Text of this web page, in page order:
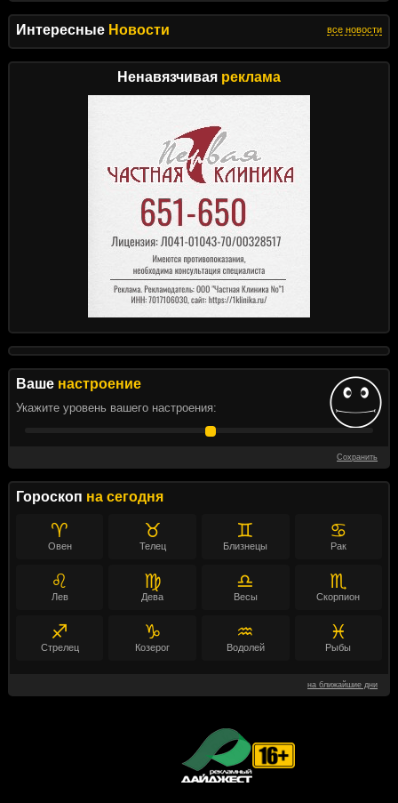
Интересные Новости все новости
Ненавязчивая реклама
Ваше настроение
Укажите уровень вашего настроения:
Сохранить
Гороскоп на сегодня
♈
Овен
♉
Телец
♊
Близнецы
♋
Рак
♌
Лев
♍
Дева
♎
Весы
♏
Скорпион
♐
Стрелец
♑
Козерог
♒
Водолей
♓
Рыбы
на ближайшие дни